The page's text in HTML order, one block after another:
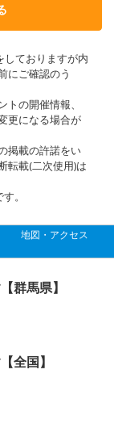
ておりますが内
にご確認のう
の開催情報、
更になる場合が
掲載の許諾をい
転載(二次使用)は
。
地図・アクセス
群馬県】
全国】